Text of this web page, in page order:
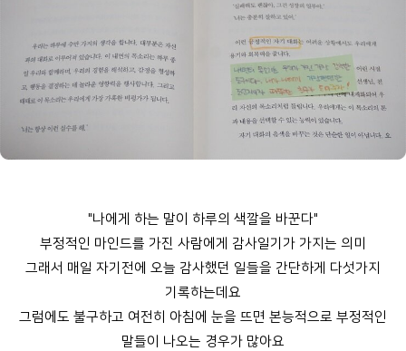
"나에게 하는 말이 하루의 색깔을 바꾼다"
부정적인 마인드를 가진 사람에게 감사일기가 가지는 의미
그래서 매일 자기전에 오늘 감사했던 일들을 간단하게 다섯가지
기록하는데요
그럼에도 불구하고 여전히 아침에 눈을 뜨면 본능적으로 부정적인
말들이 나오는 경우가 많아요